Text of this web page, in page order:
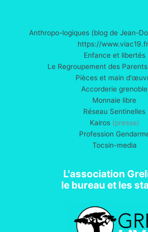
Anthropo-logiques (blog de Jean-
https://
Enfance et libertés
Le Regroupement des
Pièces et main
Accorderie grenoble
Monnaie libre
Réseau Sentinelles
Kairos(presse)
Profession
Tocsin-media
L'association
le bureau et les